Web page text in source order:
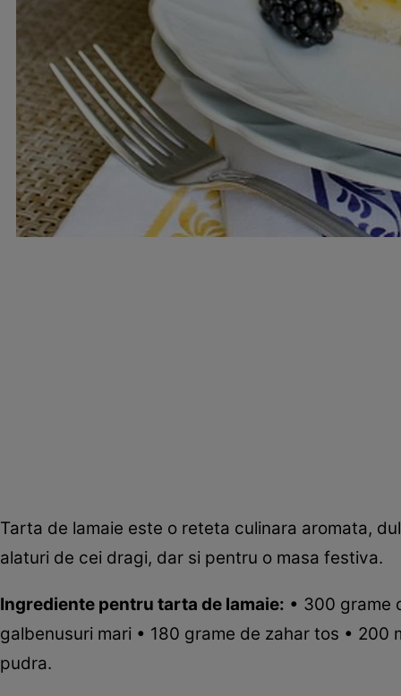
Tarta de lamaie este o reteta culinara aromata,
alaturi de cei dragi, dar si pentru o masa festiva.
Ingrediente pentru tarta de lamaie: • 300 grame
galbenusuri mari • 180 grame de zahar tos •
pudra.